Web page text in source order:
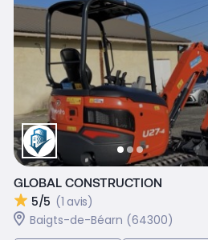
GLOBAL CONSTRUCTION
5/5 (1 avis)
Baigts-de-Béarn (64300)